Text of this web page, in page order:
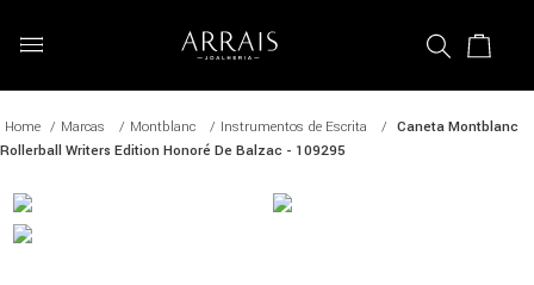
Marcas Montblanc Instrumentos de Escrita
Caneta Montblanc
Rollerball Writers Edition Honoré De Balzac - 109295